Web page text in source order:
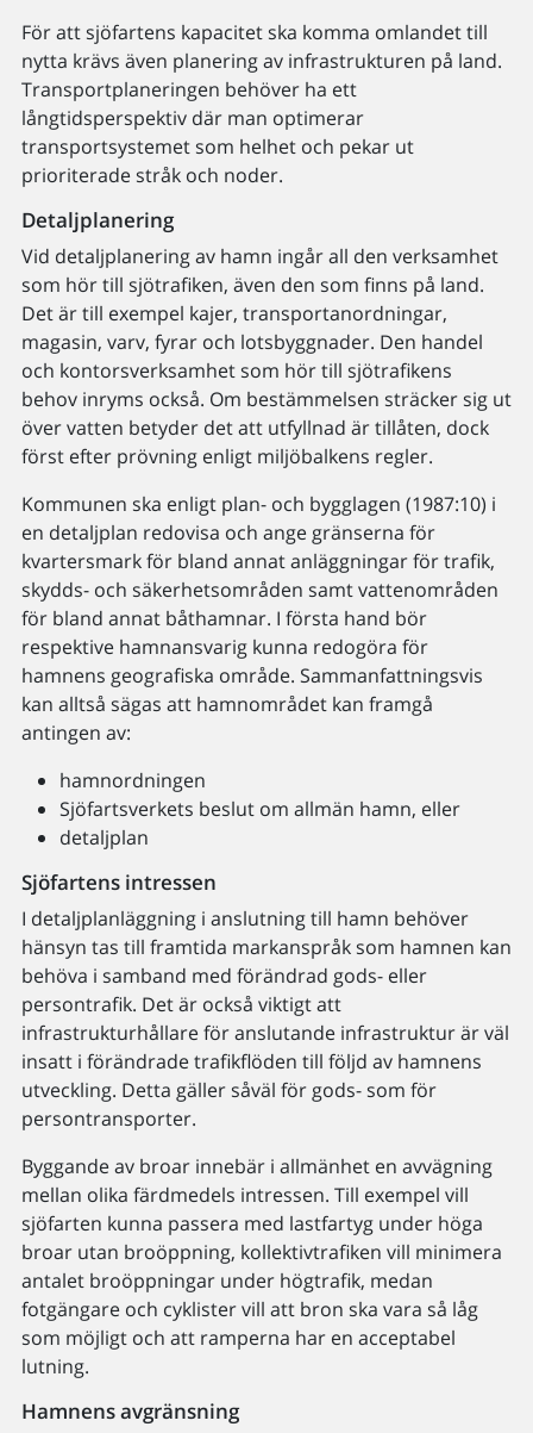
För att sjöfartens kapacitet ska komma omlandet till
nytta krävs även planering av infrastrukturen på land.
Transportplaneringen behöver ha ett
långtidsperspektiv där man optimerar
transportsystemet som helhet och pekar ut
prioriterade stråk och noder.
Detaljplanering
Vid detaljplanering av hamn ingår all den verksamhet
som hör till sjötrafiken, även den som finns på land.
Det är till exempel kajer, transportanordningar,
magasin, varv, fyrar och lotsbyggnader. Den handel
och kontorsverksamhet som hör till sjötrafikens
behov inryms också. Om bestämmelsen sträcker sig ut
över vatten betyder det att utfyllnad är tillåten, dock
först efter prövning enligt miljöbalkens regler.
Kommunen ska enligt plan- och bygglagen (1987:10) i
en detaljplan redovisa och ange gränserna för
kvartersmark för bland annat anläggningar för trafik,
skydds- och säkerhetsområden samt vattenområden
för bland annat båthamnar. I första hand bör
respektive hamnansvarig kunna redogöra för
hamnens geografiska område. Sammanfattningsvis
kan alltså sägas att hamnområdet kan framgå
antingen av:
hamnordningen
Sjöfartsverkets beslut om allmän hamn, eller
detaljplan
Sjöfartens intressen
I detaljplanläggning i anslutning till hamn behöver
hänsyn tas till framtida markanspråk som hamnen kan
behöva i samband med förändrad gods- eller
persontrafik. Det är också viktigt att
infrastrukturhållare för anslutande infrastruktur är väl
insatt i förändrade trafikflöden till följd av hamnens
utveckling. Detta gäller såväl för gods- som för
persontransporter.
Byggande av broar innebär i allmänhet en avvägning
mellan olika färdmedels intressen. Till exempel vill
sjöfarten kunna passera med lastfartyg under höga
broar utan broöppning, kollektivtrafiken vill minimera
antalet broöppningar under högtrafik, medan
fotgängare och cyklister vill att bron ska vara så låg
som möjligt och att ramperna har en acceptabel
lutning.
Hamnens avgränsning